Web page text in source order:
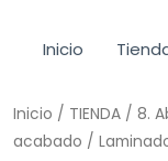
Inicio
Inicio / TIENDA /8.
acabado /
Disco
laminado